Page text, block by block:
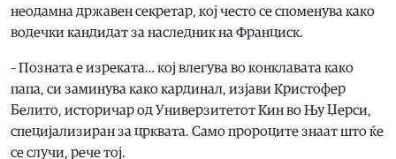
неодамна државен секретар, кој често се споменува како
водечки кандидат за наследник на Франциск.
– Позната е изреката… кој влегува во конклавата како
папа, си заминува како кардинал, изјави Кристофер
Белито, историчар од Универзитетот Кин во Њу Џерси,
специјализиран за црквата. Само пророците знаат што ќе
се случи, рече тој.